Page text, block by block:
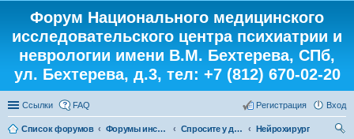
Форум Национального медицинского
исследовательского центра психиатрии и
неврологии имени В.М. Бехтерева, СПб,
ул. Бехтерева, д.3, тел: +7 (812) 670-02-20
Ссылки FAQ Вход
Регистрация
Список форумов Форумы института Спросите у доктора
Нейрохирург